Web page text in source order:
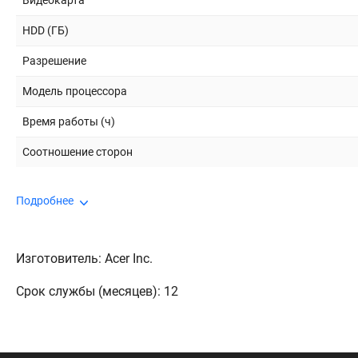
HDD (ГБ)
Разрешение
Модель процессора
Время работы (ч)
Соотношение сторон
Подробнее
Изготовитель: Acer Inc.
Срок службы (месяцев): 12